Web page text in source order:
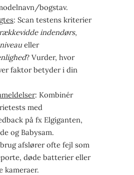
bogstav.
: Scan testens kriterier
indendørs,
eller
? Vurder, hvor
faktor betyder i din
: Kombinér
med
på fx Elgiganten,
og Babysam.
afslører ofte fejl som
døde batterier eller
kameraer.